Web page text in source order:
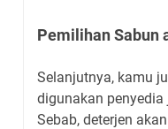
Pemilihan Sabun
Selanjutnya, kamu
digunakan
Sebab, deterjen